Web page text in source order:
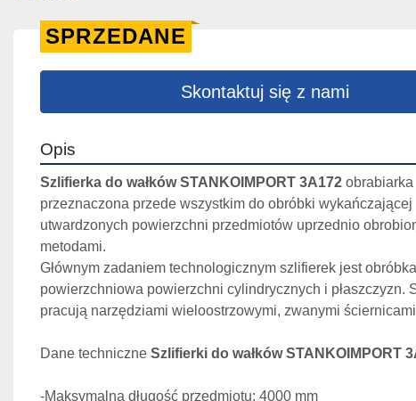
SPRZEDANE
Skontaktuj się z nami
Opis
Szlifierka do wałków STANKOIMPORT 3A172 obrabiarka
przeznaczona przede wszystkim do obróbki wykańczającej
utwardzonych powierzchni przedmiotów uprzednio
metodami.
Głównym zadaniem technologicznym szlifierek jest obróbka
powierzchniowa powierzchni cylindrycznych i płaszczyzn.
pracują narzędziami wieloostrzowymi, zwanymi
Dane techniczne Szlifierki do wałków STANKOIMPORT
-Maksymalna długość przedmiotu: 4000 mm